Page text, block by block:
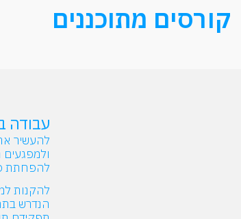
קורסים מתוכננים
עבודה
להעשיר
להפחתת
להקנות
הנדרש